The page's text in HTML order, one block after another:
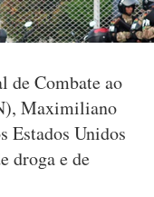
de Combate ao
Maximiliano
Estados Unidos
droga e de